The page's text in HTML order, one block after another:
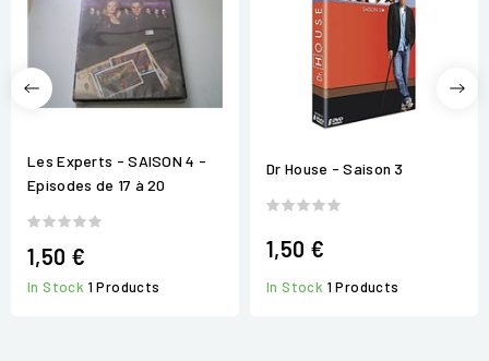
Les Experts - SAISON 4 -
Episodes de 17 à 20
1,50 €
In Stock 1 Products
Dr House - Saison 3
1,50 €
In Stock 1 Products